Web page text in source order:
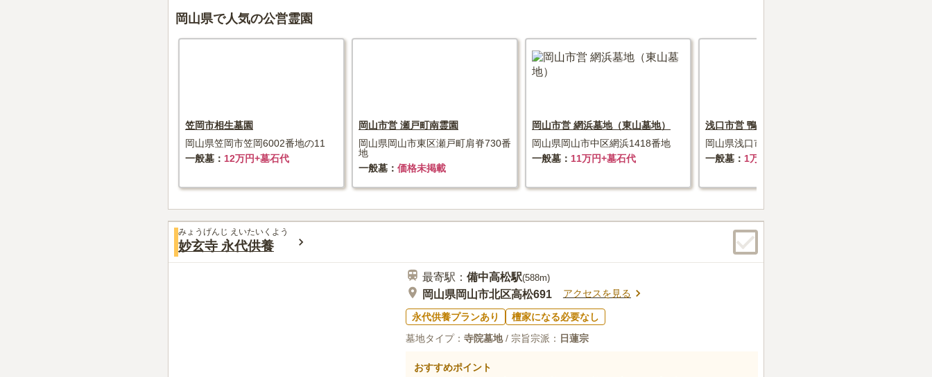
岡山県で人気の公営霊園
笠岡市相生墓園
岡山県笠岡市笠岡6002番地の11
一般墓
12万円+墓石代
岡山市営 瀬戸町南霊園
岡山県岡山市東区瀬戸町肩脊730番
地
一般墓
価格未掲載
岡山市営 網浜墓地（東山墓地）
岡山県岡山市中区網浜1418番地
一般墓
11万円+墓石代
浅口市営 鴨方第一霊園
岡山県浅口市金光町地頭下64番地
一般墓
1万円+墓石代
みょうげんじ えいたいくよう
妙玄寺 永代供養
最寄駅： 備中高松駅(588m)
岡山県岡山市北区高松691 アクセスを見る
永代供養プランあり
檀家になる必要なし
墓地タイプ： 寺院墓地/ 宗旨宗派： 日蓮宗
おすすめポイント